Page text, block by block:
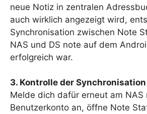
neue Notiz in zentralen
auch wirklich angezeigt wird,
Synchronisation zwischen Note
NAS und DS note auf dem
erfolgreich war.
3. Kontrolle der Synchronisation
Melde dich dafür erneut am NAS
Benutzerkonto an, öffne Note